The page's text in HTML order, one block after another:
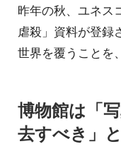
昨年の秋、ユネス
虐殺」資料が登録
世界を覆うことを
博物館は「
去すべき」